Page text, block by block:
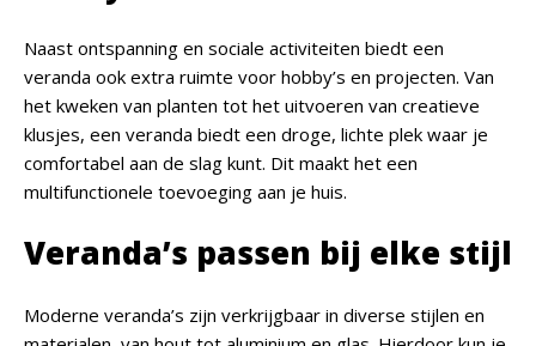
Naast ontspanning en sociale activiteiten biedt een
veranda ook extra ruimte voor hobby’s en projecten. Van
het kweken van planten tot het uitvoeren van creatieve
klusjes, een veranda biedt een droge, lichte plek waar je
comfortabel aan de slag kunt. Dit maakt het een
multifunctionele toevoeging aan je huis.
Veranda’s passen bij elke stijl
Moderne veranda’s zijn verkrijgbaar in diverse stijlen en